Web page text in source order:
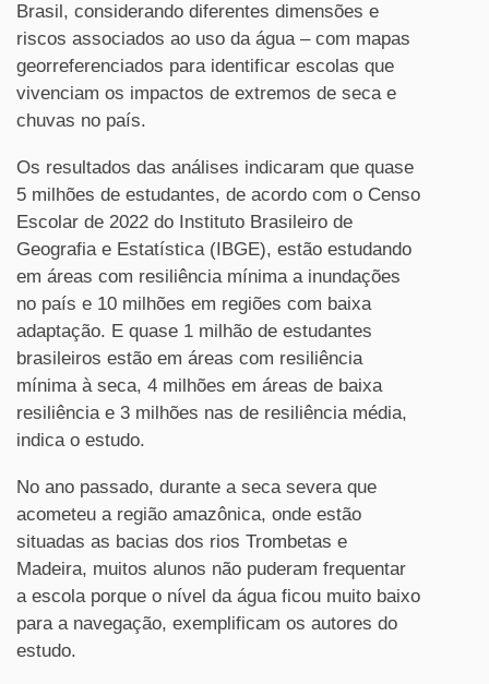
Brasil, considerando diferentes dimensões e
riscos associados ao uso da água – com mapas
georreferenciados para identificar escolas que
vivenciam os impactos de extremos de seca e
chuvas no país.
Os resultados das análises indicaram que quase
5 milhões de estudantes, de acordo com o Censo
Escolar de 2022 do Instituto Brasileiro de
Geografia e Estatística (IBGE), estão estudando
em áreas com resiliência mínima a inundações
no país e 10 milhões em regiões com baixa
adaptação. E quase 1 milhão de estudantes
brasileiros estão em áreas com resiliência
mínima à seca, 4 milhões em áreas de baixa
resiliência e 3 milhões nas de resiliência média,
indica o estudo.
No ano passado, durante a seca severa que
acometeu a região amazônica, onde estão
situadas as bacias dos rios Trombetas e
Madeira, muitos alunos não puderam frequentar
a escola porque o nível da água ficou muito baixo
para a navegação, exemplificam os autores do
estudo.